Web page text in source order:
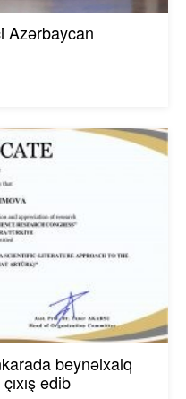
Azərbaycan
beynəlxalq
edib